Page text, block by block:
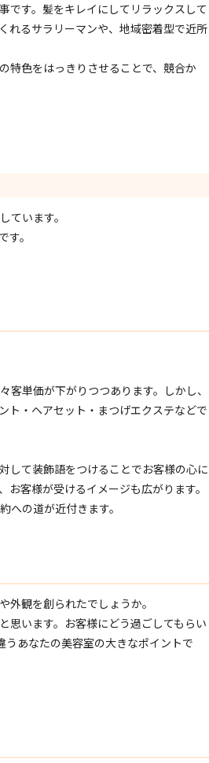
です。髪をキレイにしてリラックスして
れるサラリーマンや、地域密着型で近所
特色をはっきりさせることで、競合か
ています。
。
単価が下がりつつあります。しかし、
ト・ヘアセット・まつげエクステなどで
して装飾語をつけることでお客様の心に
客様が受けるイメージも広がります。
への道が近付きます。
観を創られたでしょうか。
思います。お客様にどう過ごしてもらい
あなたの美容室の大きなポイントで